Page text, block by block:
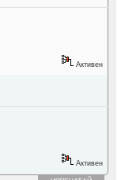
Активен
Активен